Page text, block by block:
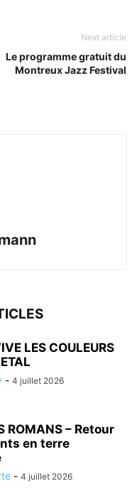
Next article
Le programme gratuit du
Montreux Jazz Festival
LES COULEURS
- 4 juillet 2026
ROMANS – Retour
en terre
- 4 juillet 2026